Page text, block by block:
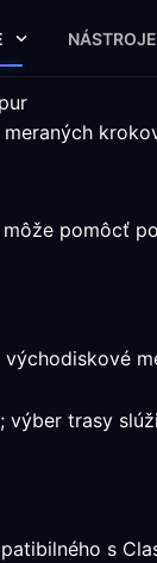
NÁSTROJE
pomôcť
trasy
s